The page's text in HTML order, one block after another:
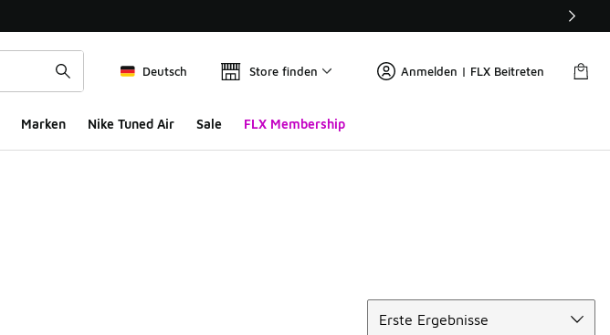
Deutsch Store finden Anmelden | FLX Beitreten
Marken Nike Tuned Air Sale FLX Membership
Erste Ergebnisse